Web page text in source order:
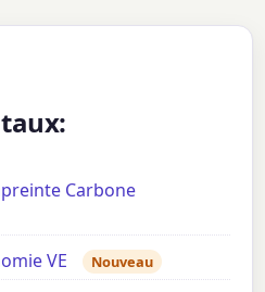
Carbone
VE Nouveau